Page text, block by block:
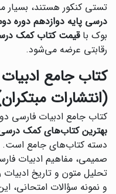
تستی کنکور هستند،
درسی پایه دوازدهم دوره
بوک باقیمت کتاب کمک
رقابتی عرضه می‌شود.
کتاب جامع
(انتشارات
کتاب جامع ادبیات فارسی
بهترین کتاب‌های کمک
دسته کتاب‌های جامع است.
صمیمی، مفاهیم ادبیات
تحلیل متون و تاریخ
و نمونه سؤالات امتحانی،